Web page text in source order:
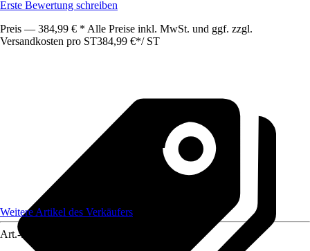
Erste Bewertung schreiben
Preis — 384,99 € * Alle Preise inkl. MwSt. und ggf. zzgl.
Versandkosten pro ST384,99 €*/ ST
Weitere Artikel des Verkäufers
Art.-Nr.